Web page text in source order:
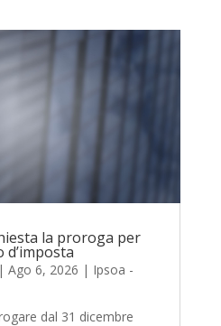
la proroga per
d’imposta
| Ago 6, 2026 | Ipsoa -
dal 31 dicembre